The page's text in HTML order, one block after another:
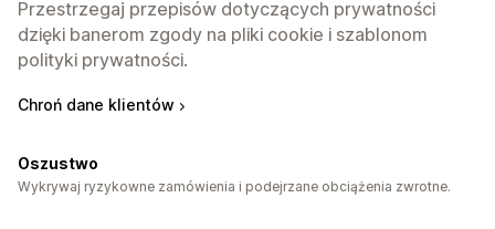
Przestrzegaj przepisów dotyczących prywatności
dzięki banerom zgody na pliki cookie i szablonom
polityki prywatności.
Chroń dane klientów
Oszustwo
Wykrywaj ryzykowne zamówienia i podejrzane obciążenia zwrotne.